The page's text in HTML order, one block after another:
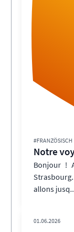
#FRANZÖSISCH
Notre
Bonjour !
allons
01.06.2026